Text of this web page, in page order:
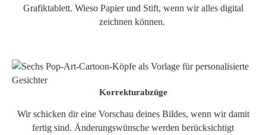
Grafiktablett. Wieso Papier und Stift, wenn wir alles digital
zeichnen können.
Korrekturabzüge
Wir schicken dir eine Vorschau deines Bildes, wenn wir damit
fertig sind. Änderungswünsche werden berücksichtigt